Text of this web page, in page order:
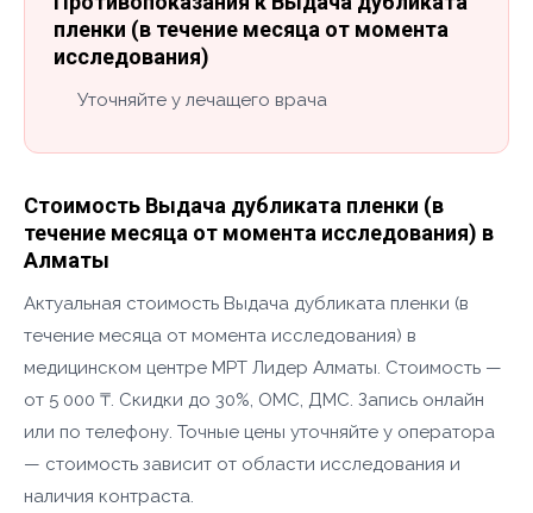
пленки (в течение месяца от момента
исследования)
Уточняйте у лечащего врача
Стоимость Выдача дубликата пленки (в
течение месяца от момента исследования) в
Алматы
Актуальная стоимость Выдача дубликата пленки (в
течение месяца от момента исследования) в
медицинском центре МРТ Лидер Алматы. Стоимость —
от 5 000 ₸. Скидки до 30%, ОМС, ДМС. Запись онлайн
или по телефону. Точные цены уточняйте у оператора
— стоимость зависит от области исследования и
наличия контраста.